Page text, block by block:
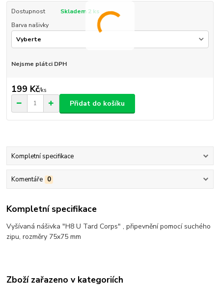
Dostupnost
Skladem 2 ks
Barva našivky
Nejsme plátci DPH
199 Kč/ks
Přidat do košíku
Kompletní specifikace
Komentáře 0
Kompletní specifikace
Vyšívaná nášivka "H8 U Tard Corps" , připevnění pomocí suchého
zipu, rozměry 75x75 mm
Zboží zařazeno v kategoriích